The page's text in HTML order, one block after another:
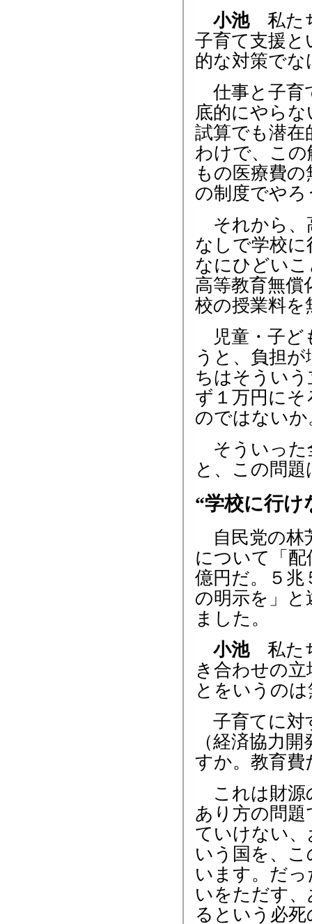
小池私た
子育て支援と
的な対策で
仕事と子育
底的にやら
試算でも潜在
わけで、こ
もの医療費
の制度でや
それから、
なしで学校
なにひどい
高等教育無
校の授業料を
児童・子ど
うと、負担
ちはそうい
ず１万円に
のではないか
そういった
と、この問
“学校に行け
自民党の林
について「
億円だ。５兆
の明示を」
ました。
小池私た
き合わせの
とをいうの
子育てに対
（経済協力
すか。教育費
これは財源
あり方の問
ていけない
いう国を、
います。だ
いをただす
るという必